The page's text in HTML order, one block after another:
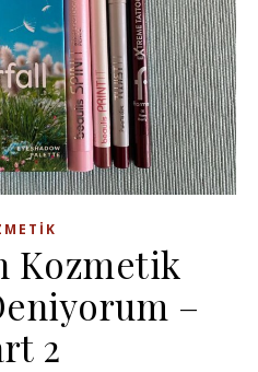
Kozmetik
–
2